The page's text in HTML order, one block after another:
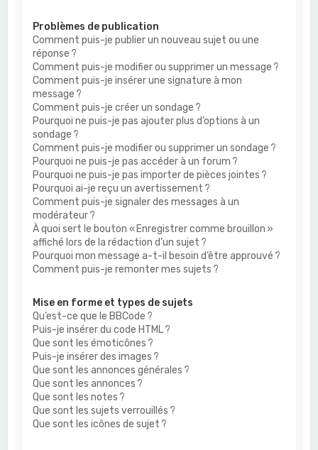
Problèmes de publication
Comment puis-je publier un nouveau sujet ou une
réponse ?
Comment puis-je modifier ou supprimer un message ?
Comment puis-je insérer une signature à mon
message ?
Comment puis-je créer un sondage ?
Pourquoi ne puis-je pas ajouter plus d’options à un
sondage ?
Comment puis-je modifier ou supprimer un sondage ?
Pourquoi ne puis-je pas accéder à un forum ?
Pourquoi ne puis-je pas importer de pièces jointes ?
Pourquoi ai-je reçu un avertissement ?
Comment puis-je signaler des messages à un
modérateur ?
À quoi sert le bouton « Enregistrer comme brouillon »
affiché lors de la rédaction d’un sujet ?
Pourquoi mon message a-t-il besoin d’être approuvé ?
Comment puis-je remonter mes sujets ?
Mise en forme et types de sujets
Qu’est-ce que le BBCode ?
Puis-je insérer du code HTML ?
Que sont les émoticônes ?
Puis-je insérer des images ?
Que sont les annonces générales ?
Que sont les annonces ?
Que sont les notes ?
Que sont les sujets verrouillés ?
Que sont les icônes de sujet ?